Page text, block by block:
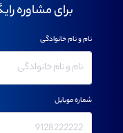
برای مشاوره
نام و نام خانوادگی
شماره موبایل